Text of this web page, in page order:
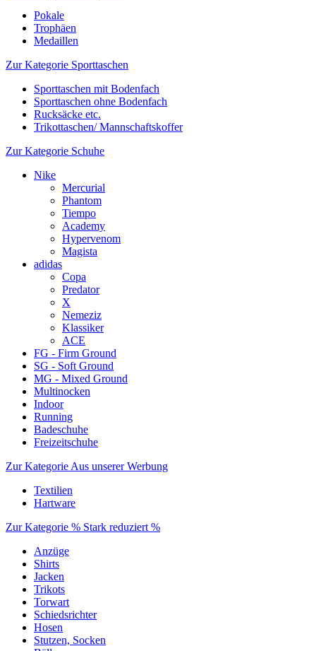
Pokale
Trophäen
Medaillen
Zur Kategorie Sporttaschen
Sporttaschen mit Bodenfach
Sporttaschen ohne Bodenfach
Rucksäcke etc.
Trikottaschen/ Mannschaftskoffer
Zur Kategorie Schuhe
Nike
Mercurial
Phantom
Tiempo
Academy
Hypervenom
Magista
adidas
Copa
Predator
X
Nemeziz
Klassiker
ACE
FG - Firm Ground
SG - Soft Ground
MG - Mixed Ground
Multinocken
Indoor
Running
Badeschuhe
Freizeitschuhe
Zur Kategorie Aus unserer Werbung
Textilien
Hartware
Zur Kategorie % Stark reduziert %
Anzüge
Shirts
Jacken
Trikots
Torwart
Schiedsrichter
Hosen
Stutzen, Socken